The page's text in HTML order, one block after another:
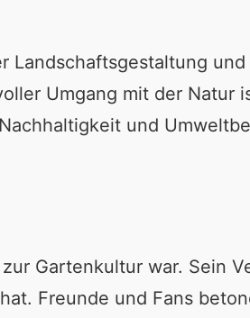
Landschaftsgestaltung
Umgang mit der Natur
und
Gartenkultur war. Sein
Freunde und Fans